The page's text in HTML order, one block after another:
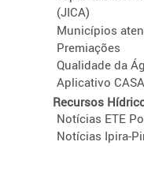
(JICA)
Municípios
Premiações
Qualidade da
Aplicativo
Recursos
Notícias ETE
Notícias Ipira-